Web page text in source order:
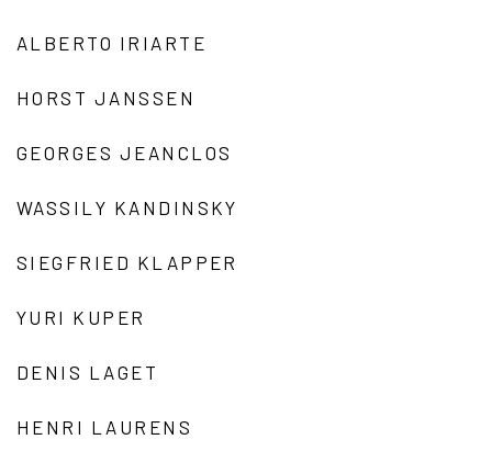
ALBERTO IRIARTE
HORST JANSSEN
GEORGES JEANCLOS
WASSILY KANDINSKY
SIEGFRIED KLAPPER
YURI KUPER
DENIS LAGET
HENRI LAURENS